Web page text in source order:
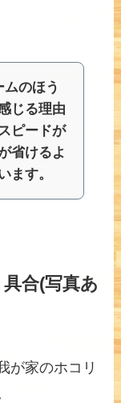
ムのほう
じる理由
ピードが
省けるよ
ます。
合(写真あ
が家のホコリ